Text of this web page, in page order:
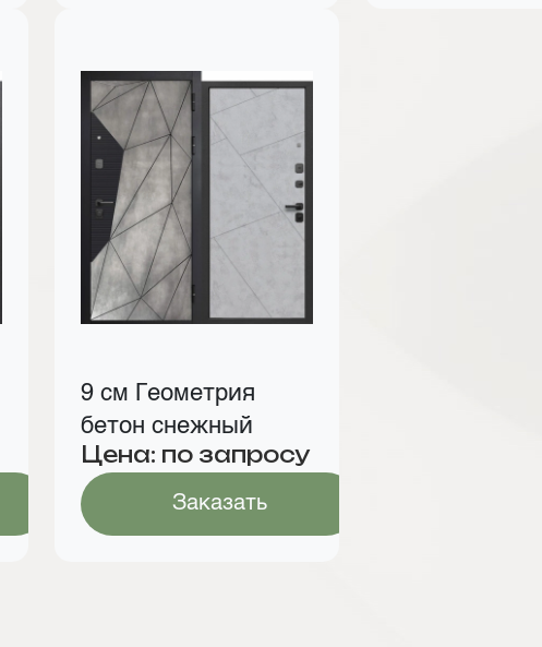
9 см Геометрия
бетон снежный
Цена: по запросу
Заказать